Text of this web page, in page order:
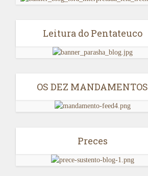
Leitura do Pentateuco
OS DEZ MANDAMENTOS
Preces